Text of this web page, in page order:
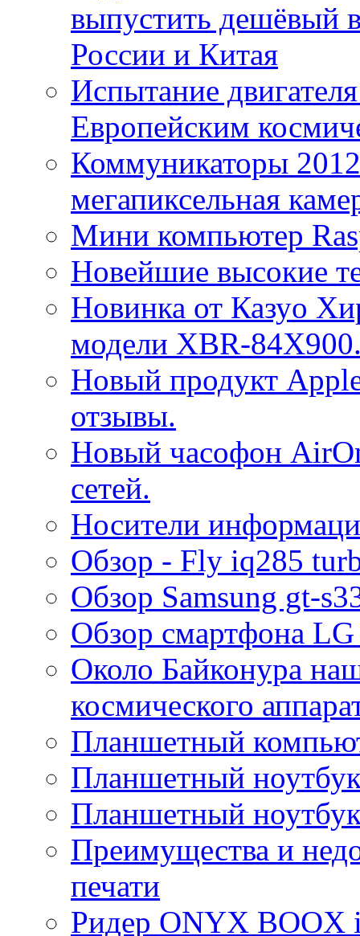
выпустить дешёвый
России и Китая
Испытание
Европейским
Коммуникаторы
мегапиксельная
Мини компьютер
Новейшие высокие
Новинка от Казуo
модели XBR-
Новый продукт
отзывы.
Новый часофон
сетей.
Носители
Обзор - Fly iq285
Обзор Samsung gt-
Обзор смартфона
Около Байконура
космического
Планшетный
Планшетный
Планшетный
Преимущества и
печати
Ридер ONYX BOOX